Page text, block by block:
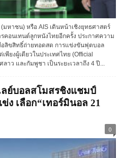
หาชน) หรือ AIS เดินหน้าเชิงยุทธศาสตร์
คอนเทนต์ลูกหนังไทยอีกครั้ง ประกาศความ
อลิขสิทธิ์ถ่ายทอดสด การแข่งขันฟุตบอล
พียงผู้เดียวในประเทศไทย (Official
าว และกัมพูชา เป็นระยะเวลาถึง 4 ปี...
ย์บอลสโมสรชิงแชมป์
ง เลือก“เทอร์มินอล 21
0